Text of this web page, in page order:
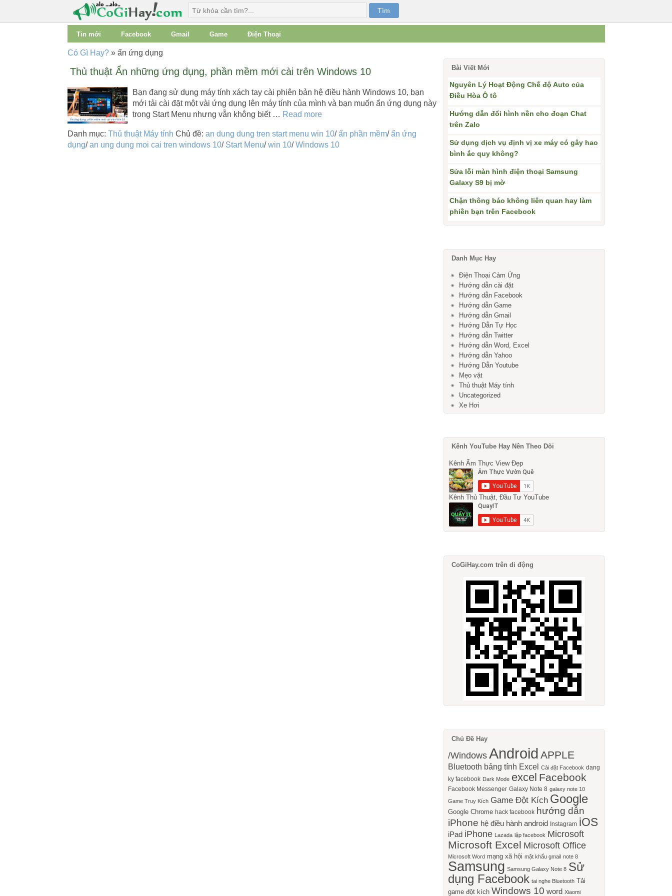
Tin mới Facebook Gmail Game Điện Thoại
Có Gì Hay? »ẩn ứng dụng
Thủ thuật Ẩn những ứng dụng, phần mềm mới cài trên Windows 10
Bạn đang sử dụng máy tính xách tay cài phiên bản hệ điều hành Windows 10, bạn
mới tải cài đặt một vài ứng dụng lên máy tính của mình và bạn muốn ẩn ứng dụng này
trong Start Menu nhưng vẫn không biết … Read more
Danh mục: Thủ thuật Máy tính Chủ đề: an dung dung tren start menu win 10/ẩn phần mềm/ẩn ứng
dụng/an ung dung moi cai tren windows 10/ Start Menu/win 10/Windows 10
Bài Viết Mới
Nguyên Lý Hoạt Động Chế độ Auto của
Điều Hòa Ô tô
Hướng dẫn đổi hình nền cho đoạn Chat
trên Zalo
Sử dụng dịch vụ định vị xe máy có gây hao
bình ắc quy không?
Sửa lỗi màn hình điện thoại Samsung
Galaxy S9 bị mờ
Chặn thông báo không liên quan hay làm
phiền bạn trên Facebook
Danh Mục Hay
Điện Thoại Cảm Ứng
Hướng dẫn cài đặt
Hướng dẫn Facebook
Hướng dẫn Game
Hướng dẫn Gmail
Hướng Dẫn Tự Học
Hướng dẫn Twitter
Hướng dẫn Word, Excel
Hướng dẫn Yahoo
Hướng Dẫn Youtube
Mẹo vặt
Thủ thuật Máy tính
Uncategorized
Xe Hơi
Kênh YouTube Hay Nên Theo Dõi
Kênh Ẩm Thực View Đẹp
Kênh Thủ Thuật, Đầu Tư YouTube
CoGiHay.com trên di động
Chủ Đề Hay
/Windows Android APPLE
Bluetooth bảng tính Excel Cài đặt Facebook dang
ky facebook Dark Mode excel Facebook
Facebook Messenger Galaxy Note 8 galaxy note 10
Game Truy Kích Game Đột Kích Google
Google Chrome hack facebook hướng dẫn
iPhone hệ điều hành android Instagram iOS
iPad iPhone Lazada lập facebook Microsoft
Microsoft Excel Microsoft Office
Microsoft Word mạng xã hội mật khẩu gmail note 8
Samsung Samsung Galaxy Note 8 Sử
dụng Facebook tai nghe Bluetooth Tải
game đột kích Windows 10 word Xiaomi